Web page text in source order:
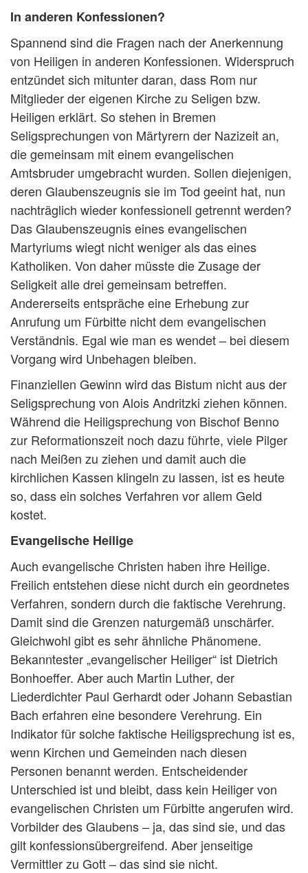
In anderen Konfessionen?
Spannend sind die Fragen nach der Anerkennung
von Heiligen in anderen Konfessionen. Widerspruch
entzündet sich mitunter daran, dass Rom nur
Mitglieder der eigenen Kirche zu Seligen bzw.
Heiligen erklärt. So stehen in Bremen
Seligsprechungen von Märtyrern der Nazizeit an,
die gemeinsam mit einem evangelischen
Amtsbruder umgebracht wurden. Sollen diejenigen,
deren Glaubenszeugnis sie im Tod geeint hat, nun
nachträglich wieder konfessionell getrennt werden?
Das Glaubenszeugnis eines evangelischen
Martyriums wiegt nicht weniger als das eines
Katholiken. Von daher müsste die Zusage der
Seligkeit alle drei gemeinsam betreffen.
Andererseits entspräche eine Erhebung zur
Anrufung um Fürbitte nicht dem evangelischen
Verständnis. Egal wie man es wendet – bei diesem
Vorgang wird Unbehagen bleiben.
Finanziellen Gewinn wird das Bistum nicht aus der
Seligsprechung von Alois Andritzki ziehen können.
Während die Heiligsprechung von Bischof Benno
zur Reformationszeit noch dazu führte, viele Pilger
nach Meißen zu ziehen und damit auch die
kirchlichen Kassen klingeln zu lassen, ist es heute
so, dass ein solches Verfahren vor allem Geld
kostet.
Evangelische Heilige
Auch evangelische Christen haben ihre Heilige.
Freilich entstehen diese nicht durch ein geordnetes
Verfahren, sondern durch die faktische Verehrung.
Damit sind die Grenzen naturgemäß unschärfer.
Gleichwohl gibt es sehr ähnliche Phänomene.
Bekanntester „evangelischer Heiliger“ ist Dietrich
Bonhoeffer. Aber auch Martin Luther, der
Liederdichter Paul Gerhardt oder Johann Sebastian
Bach erfahren eine besondere Verehrung. Ein
Indikator für solche faktische Heiligsprechung ist es,
wenn Kirchen und Gemeinden nach diesen
Personen benannt werden. Entscheidender
Unterschied ist und bleibt, dass kein Heiliger von
evangelischen Christen um Fürbitte angerufen wird.
Vorbilder des Glaubens – ja, das sind sie, und das
gilt konfessionsübergreifend. Aber jenseitige
Vermittler zu Gott – das sind sie nicht.